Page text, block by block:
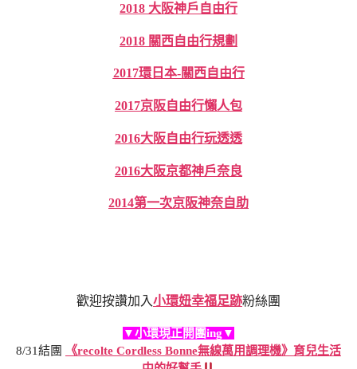
2018 大阪神戶自由行
2018 關西自由行規劃
2017環日本-關西自由行
2017京阪自由行懶人包
2016大阪自由行玩透透
2016大阪京都神戶奈良
2014第一次京阪神奈自助
歡迎按讚加入小環妞幸福足跡粉絲團
▼小環現正開團ing▼
8/31結團
《recolte Cordless Bonne無線萬用調理機》育兒生活